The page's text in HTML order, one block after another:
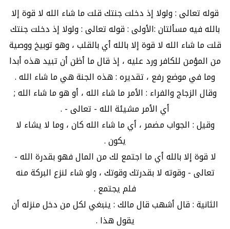
قوله تعالى : ولولا إذ دخلت جنتك قلت ما شاء الله لا قوة إلا
بالله فيه مسألتان :الأولى : قوله تعالى : ولولا إذ دخلت جنتك
قلت ما شاء الله لا قوة إلا بالله أي بالقلب ، وهو توبيخ ووصية
من المؤمن للكافر ورد عليه ، إذ قال ما أظن أن تبيد هذه أبدا
وما في موضع رفع ، تقديره : هذه الجنة هي ما شاء الله .
وقال الزجاج والفراء : الأمر ما شاء الله ، أو هو ما شاء الله ;
أي الأمر مشيئة الله - تعالى - .
وقيل : الجواب مضمر ، أي ما شاء الله كان ، وما لا يشاء لا
يكون .
لا قوة إلا بالله أي ما اجتمع لك من المال فهو بقدرة الله -
تعالى - وقوته لا بقدرتك وقوتك ، ولو شاء لنزع البركة منه
فلم يجتمع .
الثانية : قال أشهب قال مالك : ينبغي لكل من دخل منزله أن
يقول هذا .